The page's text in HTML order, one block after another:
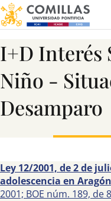
Máster en
I+D Interés
Niño -
Desamparo
Ley 12/2001, de 2 de
adolescencia en Aragón
2001; BOE núm. 189, de